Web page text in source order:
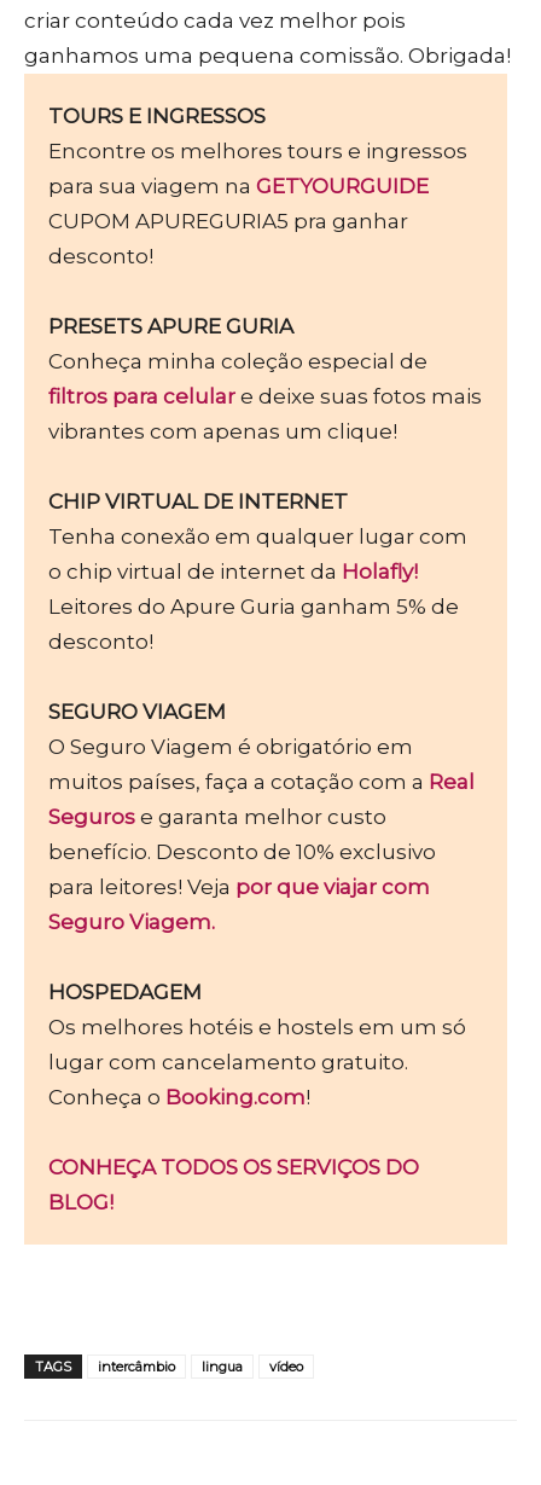
criar conteúdo cada vez melhor pois
ganhamos uma pequena comissão. Obrigada!
TOURS E INGRESSOS
Encontre os melhores tours e ingressos
para sua viagem naGETYOURGUIDE
CUPOM APUREGURIA5 pra ganhar
desconto!
PRESETS APURE GURIA
Conheça minha coleção especial de
filtros para celular e deixe suas fotos mais
vibrantes com apenas um clique!
CHIP VIRTUAL DE INTERNET
Tenha conexão em qualquer lugar com
o chip virtual de internet da Holafly!
Leitores do Apure Guria ganham 5% de
desconto!
SEGURO VIAGEM
O Seguro Viagem é obrigatório em
muitos países, faça a cotação com a Real
Seguros e garanta melhor custo
benefício. Desconto de 10% exclusivo
para leitores! Veja por que viajar com
Seguro Viagem.
HOSPEDAGEM
Os melhores hotéis e hostels em um só
lugar com cancelamento gratuito.
Conheça o Booking.com!
CONHEÇA TODOS OS SERVIÇOS DO
BLOG!
TAGS intercâmbio lingua vídeo